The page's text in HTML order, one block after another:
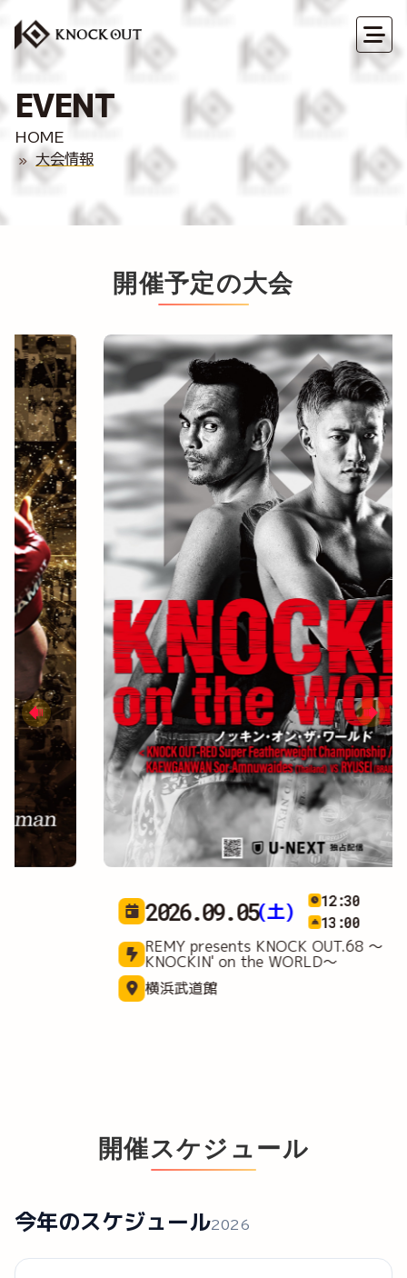
EVENT
HOME
大会情報
開催予定の大会
2026.09.05(土)
12:30
13:00
REMY presents KNOCK OUT.68 ～
KNOCKIN' on the WORLD～
横浜武道館
開催スケジュール
今年のスケジュール2026